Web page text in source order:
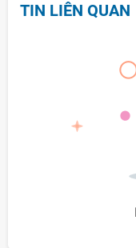
TIN LIÊN QUAN